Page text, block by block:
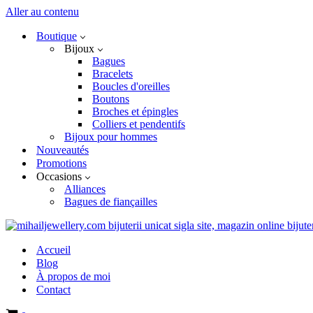
Aller au contenu
Boutique
Bijoux
Bagues
Bracelets
Boucles d'oreilles
Boutons
Broches et épingles
Colliers et pendentifs
Bijoux pour hommes
Nouveautés
Promotions
Occasions
Alliances
Bagues de fiançailles
Accueil
Blog
À propos de moi
Contact